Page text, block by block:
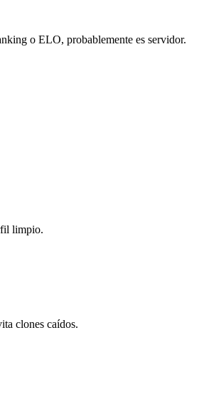
o ELO, probablemente es servidor.
limpio.
clones caídos.